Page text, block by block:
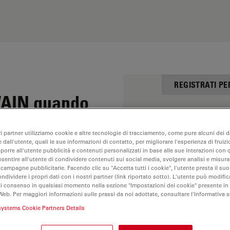
quando
K3C, K5C,
S9 i, Ivesta 3
di comunicare con
In un
REGISTRATI
E-mail
Cap
partner utilizziamo cookie e altre tecnologie di tracciamento, come pure alcuni dei
dall'utente, quali le sue informazioni di contatto, per migliorare l'esperienza di
all'utente pubblicità e contenuti personalizzati in base alle sue interazioni con
all'utente di condividere contenuti sui social media, svolgere analisi e
pubblicitarie. Facendo clic su "Accetta tutti i cookie", l'utente presta il
i propri dati con i nostri partner (link riportato sotto). L'utente può
consenso in qualsiasi momento nella sezione "Impostazioni dei cookie" presente
Per maggiori informazioni sulle prassi da noi adottate, consultare l'Informativa
Cookie Partners Details